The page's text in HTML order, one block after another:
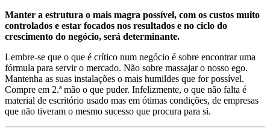
Manter a estrutura o mais magra possível, com os custos muito
controlados e estar focados nos resultados e no ciclo do
crescimento do negócio, será determinante.
Lembre-se que o que é crítico num negócio é sobre encontrar uma
fórmula para servir o mercado. Não sobre massajar o nosso ego.
Mantenha as suas instalações o mais humildes que for possível.
Compre em 2.ª mão o que puder. Infelizmente, o que não falta é
material de escritório usado mas em ótimas condições, de empresas
que não tiveram o mesmo sucesso que procura para si.